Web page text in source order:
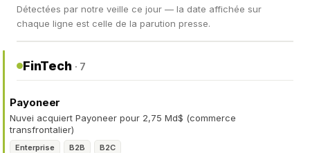
Détectées par notre veille ce jour — la date affichée sur
chaque ligne est celle de la parution presse.
FinTech · 7
Payoneer
Nuvei acquiert Payoneer pour 2,75 Md$ (commerce
transfrontalier)
Enterprise B2B B2C